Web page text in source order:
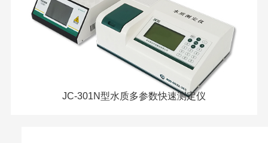
JC-301N型水质多参数快速测定仪